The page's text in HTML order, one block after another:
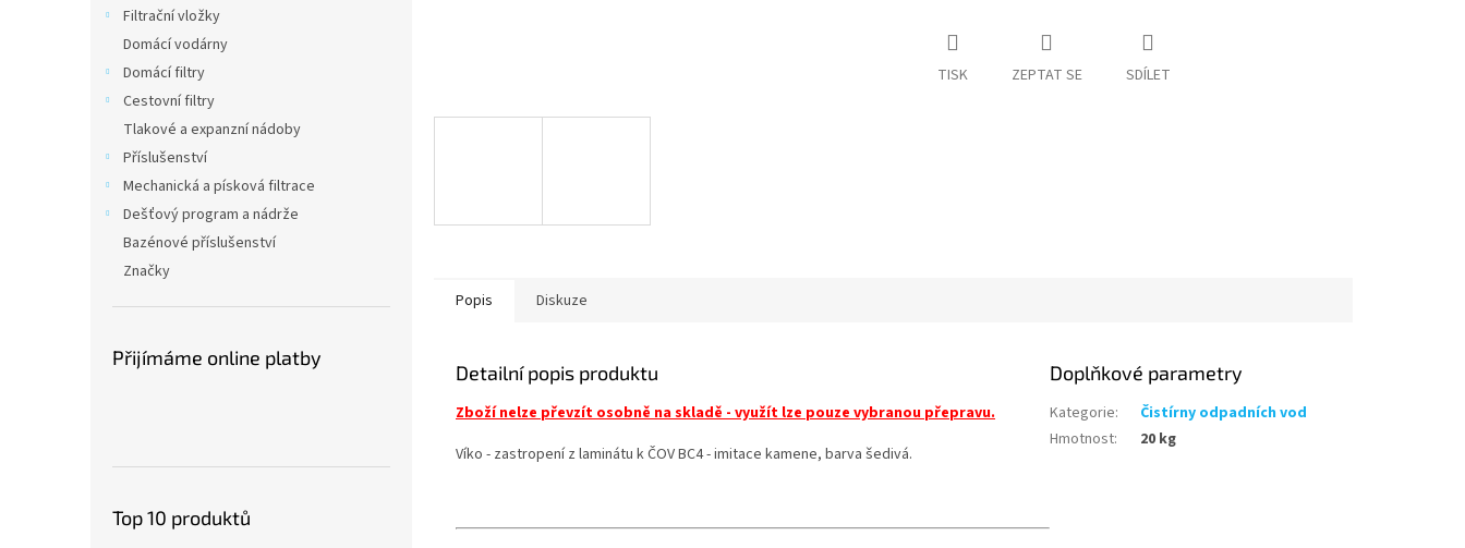
Filtrační vložky
Domácí vodárny
Domácí filtry
Cestovní filtry
Tlakové a expanzní nádoby
Příslušenství
Mechanická a písková filtrace
Dešťový program a nádrže
Bazénové příslušenství
Značky
Přijímáme online platby
Top 10 produktů
TISK ZEPTAT SE SDÍLET
Popis Diskuze
Detailní popis produktu
Zboží nelze převzít osobně na skladě - využít lze pouze vybranou přepravu.
Víko - zastropení z laminátu k ČOV BC4 - imitace kamene, barva šedivá.
Doplňkové parametry
Kategorie:
Čistírny odpadních vod
Hmotnost: 20 kg